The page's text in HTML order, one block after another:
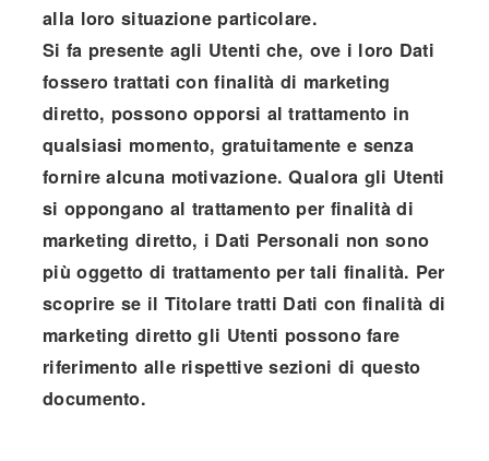
alla loro situazione particolare.
Si fa presente agli Utenti che, ove i loro Dati
fossero trattati con finalità di marketing
diretto, possono opporsi al trattamento in
qualsiasi momento, gratuitamente e senza
fornire alcuna motivazione. Qualora gli Utenti
si oppongano al trattamento per finalità di
marketing diretto, i Dati Personali non sono
più oggetto di trattamento per tali finalità. Per
scoprire se il Titolare tratti Dati con finalità di
marketing diretto gli Utenti possono fare
riferimento alle rispettive sezioni di questo
documento.